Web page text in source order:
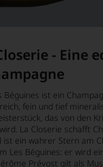
- Eine
Béguines ist ein
fein und tief
das von den
La Closerie schafft
ist ein wahrer Stern am
Les Béguines: er wird
Prévost gilt als